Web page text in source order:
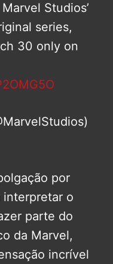
Studios’
series,
30 only on
por
interpretar o
parte do
da Marvel,
incrível